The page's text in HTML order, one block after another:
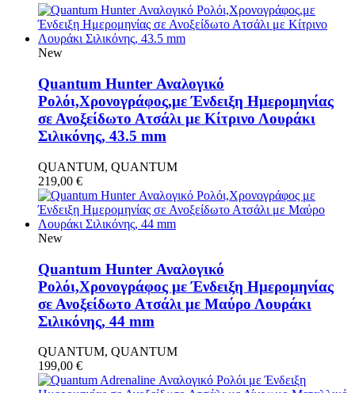
New
Quantum Hunter Αναλογικό
Ρολόι,Χρονογράφος,με Ένδειξη Ημερομηνίας
σε Ανοξείδωτο Ατσάλι με Κίτρινο Λουράκι
Σιλικόνης, 43.5 mm
QUANTUM, QUANTUM
219,00 €
New
Quantum Hunter Αναλογικό
Ρολόι,Χρονογράφος με Ένδειξη Ημερομηνίας
σε Ανοξείδωτο Ατσάλι με Μαύρο Λουράκι
Σιλικόνης, 44 mm
QUANTUM, QUANTUM
199,00 €